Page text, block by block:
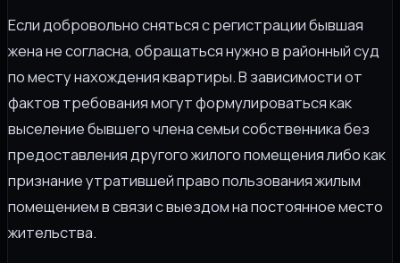
Если добровольно сняться с регистрации бывшая
жена не согласна, обращаться нужно в районный суд
по месту нахождения квартиры. В зависимости от
фактов требования могут формулироваться как
выселение бывшего члена семьи собственника без
предоставления другого жилого помещения либо как
признание утратившей право пользования жилым
помещением в связи с выездом на постоянное место
жительства.